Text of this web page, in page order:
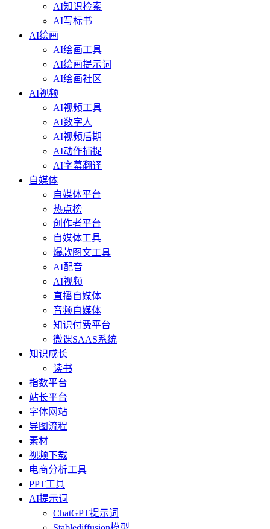
AI知识检索
AI写标书
AI绘画
AI绘画工具
AI绘画提示词
AI绘画社区
AI视频
AI视频工具
AI数字人
AI视频后期
AI动作捕捉
AI字幕翻译
自媒体
自媒体平台
热点榜
创作者平台
自媒体工具
爆款图文工具
AI配音
AI视频
直播自媒体
音频自媒体
知识付费平台
微课SAAS系统
知识成长
读书
指数平台
站长平台
字体网站
导图流程
素材
视频下载
电商分析工具
PPT工具
AI提示词
ChatGPT提示词